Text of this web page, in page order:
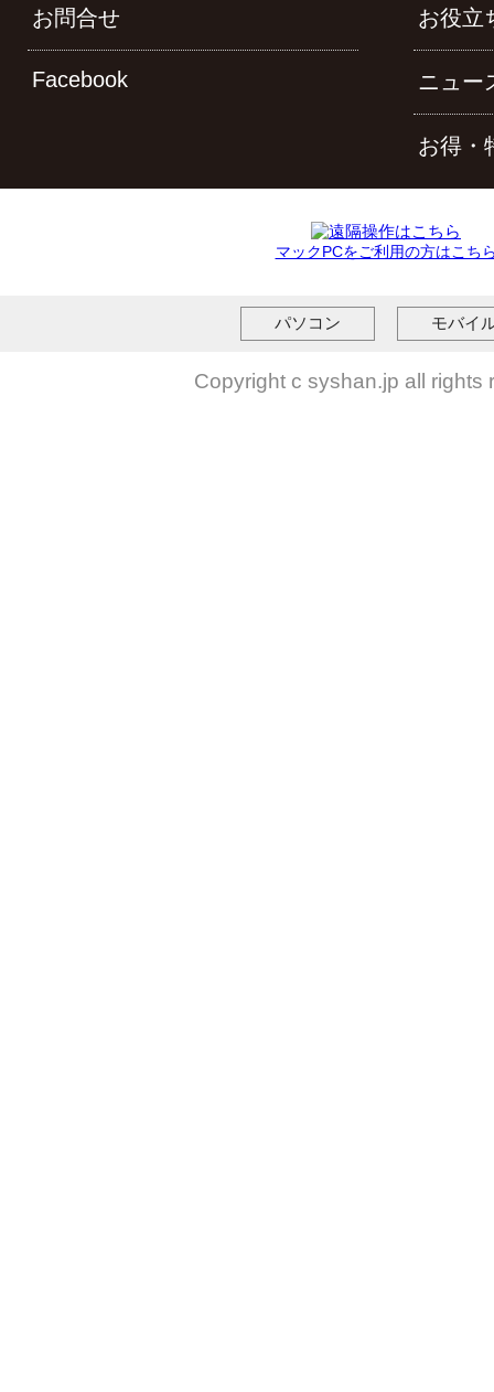
お問合せ
Facebook
お役立
ニュー
お得・
マックPCをご利用の方はこち
パソコン モバイ
Copyright c syshan.jp all rights